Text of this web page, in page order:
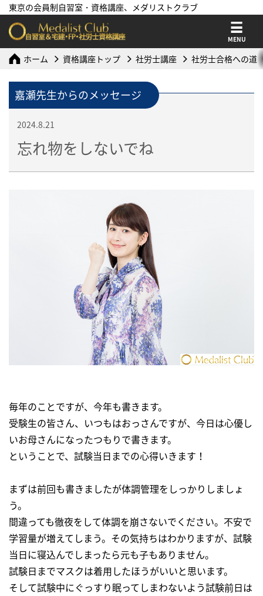
東京の会員制自習室・資格講座、メダリストクラブ
MENU
ホーム 資格講座トップ 社労士講座 社労士合格への道
嘉瀬先生からのメッセージ
2024.8.21
忘れ物をしないでね
毎年のことですが、今年も書きます。
受験生の皆さん、いつもはおっさんですが、今日は心優し
いお母さんになったつもりで書きます。
ということで、試験当日までの心得いきます！
まずは前回も書きましたが体調管理をしっかりしましょ
う。
間違っても徹夜をして体調を崩さないでください。不安で
学習量が増えてしまう。その気持ちはわかりますが、試験
当日に寝込んでしまったら元も子もありません。
試験日までマスクは着用したほうがいいと思います。
そして試験中にぐっすり眠ってしまわないよう試験前日は